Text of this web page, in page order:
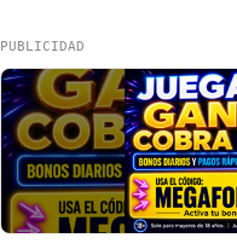
PUBLICIDAD